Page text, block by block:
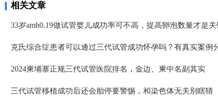
相关文章
33岁amh0.19做试管婴儿成功率可不高，提高卵泡数量才是
克氏综合症患者可以通过三代试管成功怀孕吗？有真实案例
2024柬埔寨正规三代试管医院排名，金边、柬中名副其实
三代试管移植成功后还会胎停要警惕，和染色体无关别瞎猜